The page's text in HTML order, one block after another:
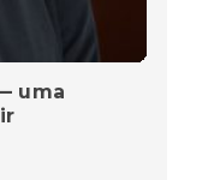
uma